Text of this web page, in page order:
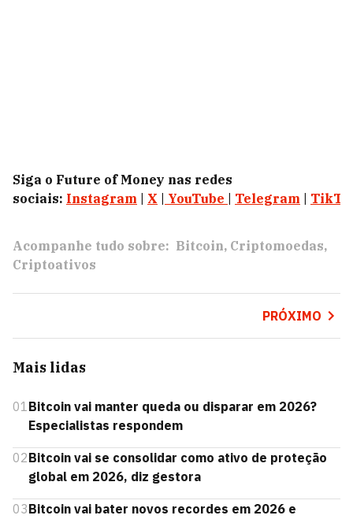
Siga o Future of Money nas redes
sociais: Instagram X YouTube Telegram
Acompanhe tudo sobre: Bitcoin Criptomoedas
Criptoativos
PRÓXIMO
Mais lidas
01Bitcoin vai manter queda ou disparar em 2026?
Especialistas respondem
02Bitcoin vai se consolidar como ativo de proteção
global em 2026, diz gestora
03Bitcoin vai bater novos recordes em 2026 e